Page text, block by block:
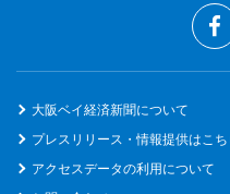
大阪ベイ経済新聞について
プレスリリース・情報提供はこち
アクセスデータの利用について